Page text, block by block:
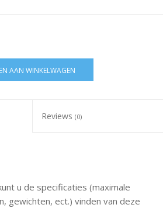
AAN WINKELWAGEN
Reviews (0)
u de specificaties (maximale
gewichten, ect.) vinden van deze